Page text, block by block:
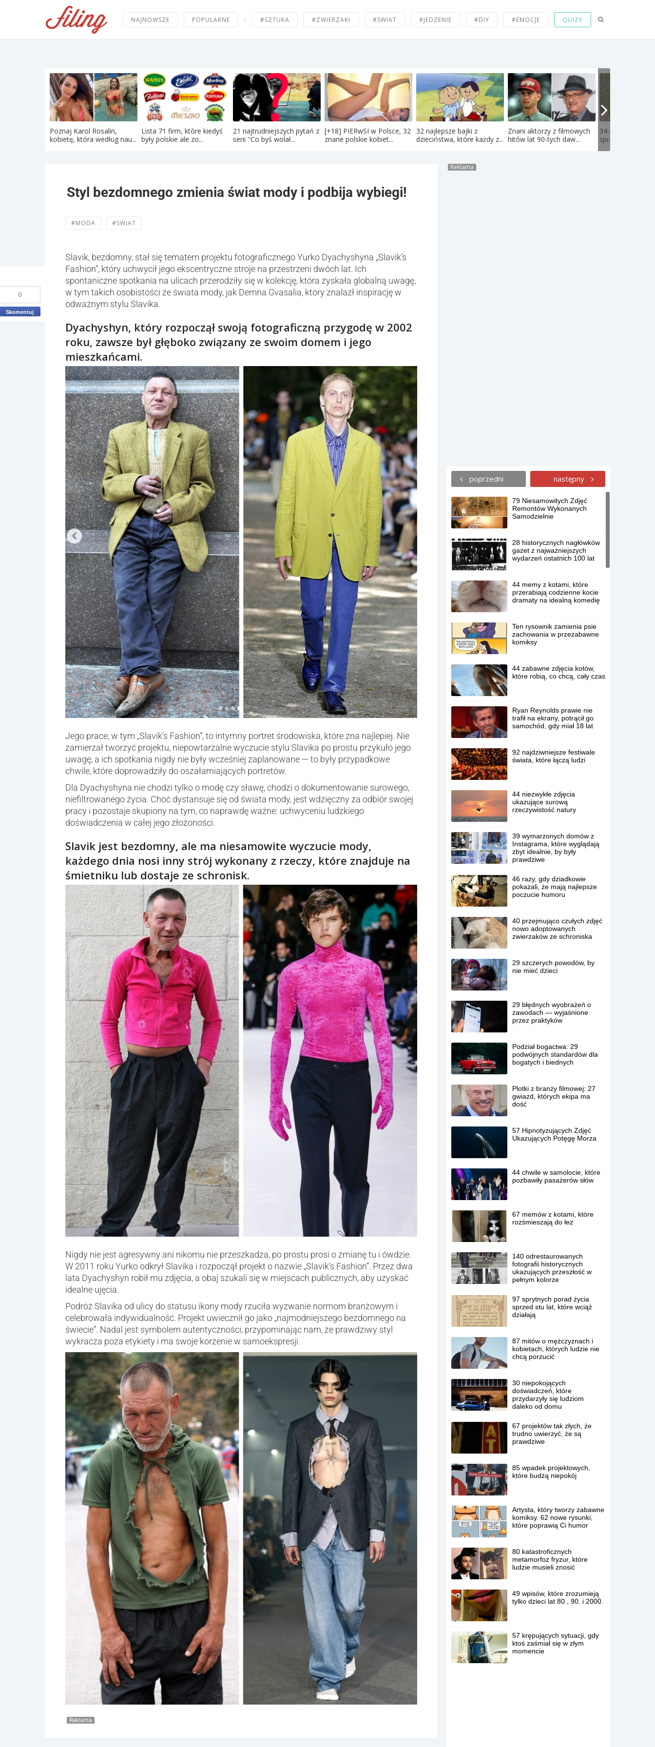
NAJNOWSZE POPULARNE / #SZTUKA #ZWIERZAKI #SWIAT #JEDZENIE #DIY #EMOCJE QUIZY
Poznaj Karol Rosalin,
kobietę, która według nau...
Lista 71 firm, które kiedyś
były polskie ale zo...
21 najtrudniejszych pytań z
serii "Co byś wolał...
[+18] PIERwSI w Polsce, 32
znane polskie kobiet...
32 najlepsze bajki z
dzieciństwa, które każdy z...
Znani aktorzy z filmowych
hitów lat 90-tych daw...
34 olbrzymie
sprawiają, że
Styl bezdomnego zmienia świat mody i podbija wybiegi!
#MODA #SWIAT
0
Skomentuj
Slavik, bezdomny, stał się tematem projektu fotograficznego Yurko Dyachyshyna „Slavik’s
Fashion”, który uchwycił jego ekscentryczne stroje na przestrzeni dwóch lat. Ich
spontaniczne spotkania na ulicach przerodziły się w kolekcję, która zyskała globalną uwagę,
w tym takich osobistości ze świata mody, jak Demna Gvasalia, który znalazł inspirację w
odważnym stylu Slavika.
Dyachyshyn, który rozpoczął swoją fotograficzną przygodę w 2002
roku, zawsze był głęboko związany ze swoim domem i jego
mieszkańcami.
Jego prace, w tym „Slavik’s Fashion”, to intymny portret środowiska, które zna najlepiej. Nie
zamierzał tworzyć projektu, niepowtarzalne wyczucie stylu Slavika po prostu przykuło jego
uwagę, a ich spotkania nigdy nie były wcześniej zaplanowane — to były przypadkowe
chwile, które doprowadziły do ​​oszałamiających portretów.
Dla Dyachyshyna nie chodzi tylko o modę czy sławę, chodzi o dokumentowanie surowego,
niefiltrowanego życia. Choć dystansuje się od świata mody, jest wdzięczny za odbiór swojej
pracy i pozostaje skupiony na tym, co naprawdę ważne: uchwyceniu ludzkiego
doświadczenia w całej jego złożoności.
Slavik jest bezdomny, ale ma niesamowite wyczucie mody,
każdego dnia nosi inny strój wykonany z rzeczy, które znajduje na
śmietniku lub dostaje ze schronisk.
Nigdy nie jest agresywny ani nikomu nie przeszkadza, po prostu prosi o zmianę tu i ówdzie.
W 2011 roku Yurko odkrył Slavika i rozpoczął projekt o nazwie „Slavik’s Fashion”. Przez dwa
lata Dyachyshyn robił mu zdjęcia, a obaj szukali się w miejscach publicznych, aby uzyskać
idealne ujęcia.
Podróż Slavika od ulicy do statusu ikony mody rzuciła wyzwanie normom branżowym i
celebrowała indywidualność. Projekt uwiecznił go jako „najmodniejszego bezdomnego na
świecie”. Nadal jest symbolem autentyczności, przypominając nam, że prawdziwy styl
wykracza poza etykiety i ma swoje korzenie w samoekspresji.
Reklama
Reklama
poprzedni następny
79 Niesamowitych Zdjęć
Remontów Wykonanych
Samodzielnie
28 historycznych nagłówków
gazet z najważniejszych
wydarzeń ostatnich 100 lat
44 memy z kotami, które
przerabiają codzienne kocie
dramaty na idealną komedię
Ten rysownik zamienia psie
zachowania w przezabawne
komiksy
44 zabawne zdjęcia kotów,
które robią, co chcą, cały czas
Ryan Reynolds prawie nie
trafił na ekrany, potrącił go
samochód, gdy miał 18 lat
92 najdziwniejsze festiwale
świata, które łączą ludzi
44 niezwykłe zdjęcia
ukazujące surową
rzeczywistość natury
39 wymarzonych domów z
Instagrama, które wyglądają
zbyt idealnie, by były
prawdziwe
46 razy, gdy dziadkowie
pokazali, że mają najlepsze
poczucie humoru
40 przejmująco czułych zdjęć
nowo adoptowanych
zwierzaków ze schroniska
29 szczerych powodów, by
nie mieć dzieci
29 błędnych wyobrażeń o
zawodach — wyjaśnione
przez praktyków
Podział bogactwa: 29
podwójnych standardów dla
bogatych i biednych
Plotki z branży filmowej: 27
gwiazd, których ekipa ma
dość
57 Hipnotyzujących Zdjęć
Ukazujących Potęgę Morza
44 chwile w samolocie, które
pozbawiły pasażerów słów
67 memów z kotami, które
rozśmieszają do łez
140 odrestaurowanych
fotografii historycznych
ukazujących przeszłość w
pełnym kolorze
97 sprytnych porad życia
sprzed stu lat, które wciąż
działają
87 mitów o mężczyznach i
kobietach, których ludzie nie
chcą porzucić
30 niepokojących
doświadczeń, które
przydarzyły się ludziom
daleko od domu
67 projektów tak złych, że
trudno uwierzyć, że są
prawdziwe
85 wpadek projektowych,
które budzą niepokój
Artysta, który tworzy zabawne
komiksy. 62 nowe rysunki,
które poprawią Ci humor
80 katastroficznych
metamorfoz fryzur, które
ludzie musieli znosić
49 wpisów, które zrozumieją
tylko dzieci lat 80., 90. i 2000.
57 krępujących sytuacji, gdy
ktoś zaśmiał się w złym
momencie